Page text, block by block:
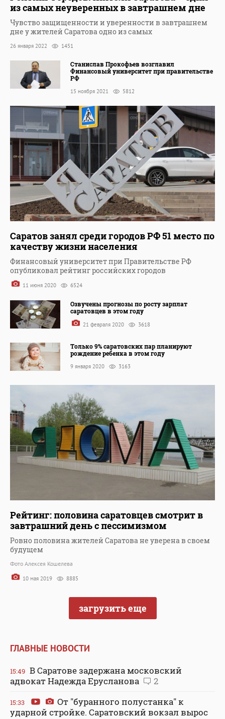
из самых неуверенных в завтрашнем дне
Чувство защищенности и уверенности в завтрашнем
дне у жителей Саратова одно из самых
26 января 2022 1451
Станислав Прокофьев возглавил
Финансовый университет при правительстве
РФ
15 ноября 2021 5812
Саратов занял среди городов РФ 51 место по
качеству жизни населения
Финансовый университет при Правительстве РФ
опубликовал рейтинг российских городов
11 июня 2020 6524
Озвучены прогнозы по росту зарплат
саратовцев в этом году
21 февраля 2020 3618
Только 9% саратовских пар планируют
рождение ребенка в этом году
9 января 2020 3163
Рейтинг: половина саратовцев смотрит в
завтрашний день с пессимизмом
Ровно половина жителей Саратова не уверена в своем
будущем
Фото Алексея Кошелева
10 мая 2019 8885
загрузить еще
ГЛАВНЫЕ НОВОСТИ
15:49 В Саратове задержана московский
адвокат Надежда Ерусланова
2
15:33
От "буранного полустанка" к
ударной стройке. Саратовский вокзал вырос